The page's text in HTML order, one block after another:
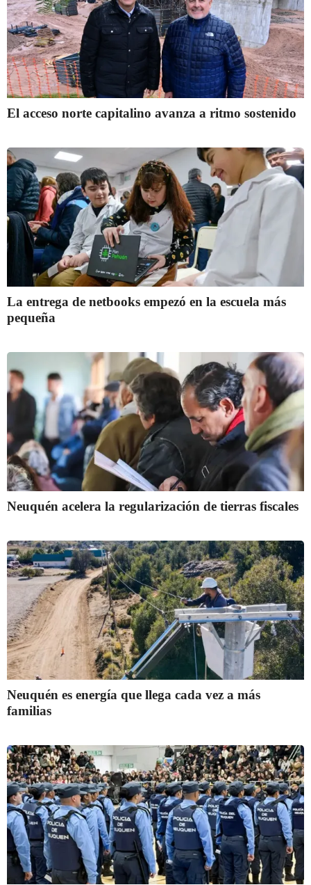
El acceso norte capitalino avanza a ritmo sostenido
La entrega de netbooks empezó en la escuela más
pequeña
Neuquén acelera la regularización de tierras fiscales
Neuquén es energía que llega cada vez a más
familias